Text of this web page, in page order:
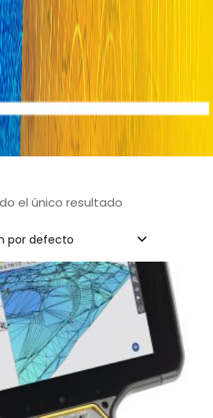
el único resultado
por defecto